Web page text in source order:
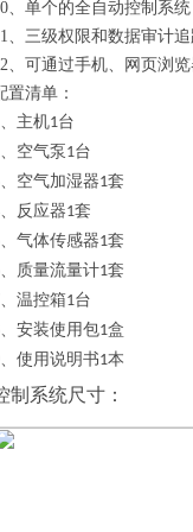
、单个的全自动控制系
、三级权限和数据审计
、可通过手机、网页浏
置清单：
、主机1台
、空气泵 1台
、空气加湿器1套
、反应器1套
、气体传感器1套
、质量流量计1套
、温控箱1台
、安装使用包1盒
、使用说明书1本
制系统尺寸：